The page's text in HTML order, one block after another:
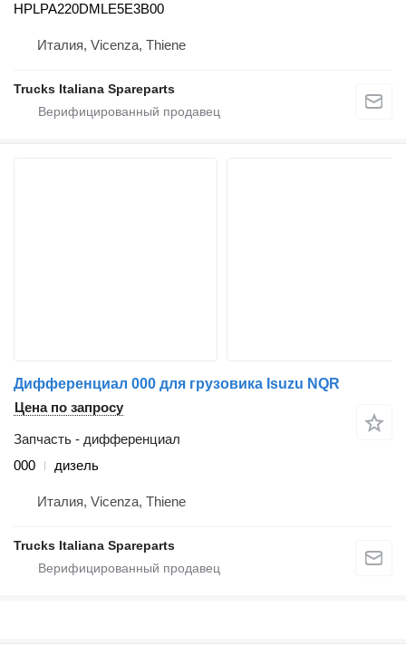
HPLPA220DMLE5E3B00
Италия, Vicenza, Thiene
Trucks Italiana Spareparts
Дифференциал 000 для грузовика Isuzu NQR
Цена по запросу
Запчасть - дифференциал
000
дизель
Италия, Vicenza, Thiene
Trucks Italiana Spareparts